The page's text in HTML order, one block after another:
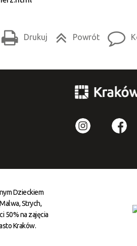
Drukuj Powrót
Dzieckiem
Strych,
50% na zajęcia
Kraków.